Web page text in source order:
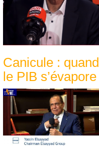
Canicule : quand
le PIB s’évapore